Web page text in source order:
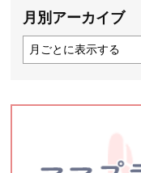
月別アーカイブ